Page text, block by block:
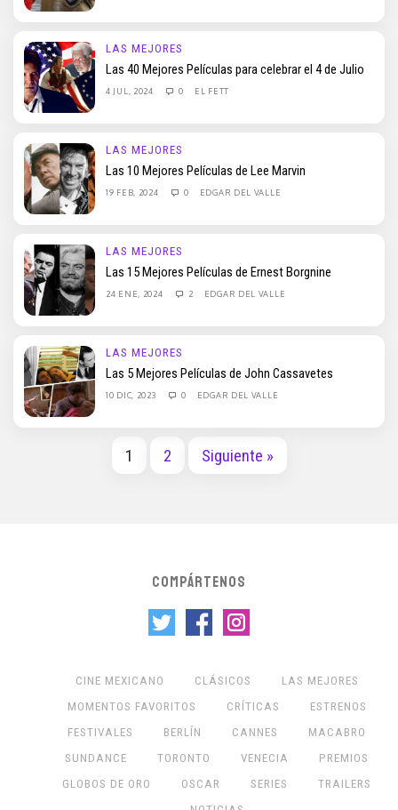
LAS MEJORES
Las 40 Mejores Películas para celebrar el 4 de Julio
4 JUL, 2024 0 EL FETT
LAS MEJORES
Las 10 Mejores Películas de Lee Marvin
19 FEB, 2024 0 EDGAR DEL VALLE
LAS MEJORES
Las 15 Mejores Películas de Ernest Borgnine
24 ENE, 2024 2 EDGAR DEL VALLE
LAS MEJORES
Las 5 Mejores Películas de John Cassavetes
10 DIC, 2023 0 EDGAR DEL VALLE
1 2 Siguiente »
COMPÁRTENOS
CINE MEXICANO CLÁSICOS
LAS MEJORES
MOMENTOS FAVORITOS
CRÍTICAS
ESTRENOS
FESTIVALES
BERLÍN CANNES
MACABRO
SUNDANCE
TORONTO VENECIA
PREMIOS
GLOBOS DE ORO
OSCAR SERIES
TRAILERS